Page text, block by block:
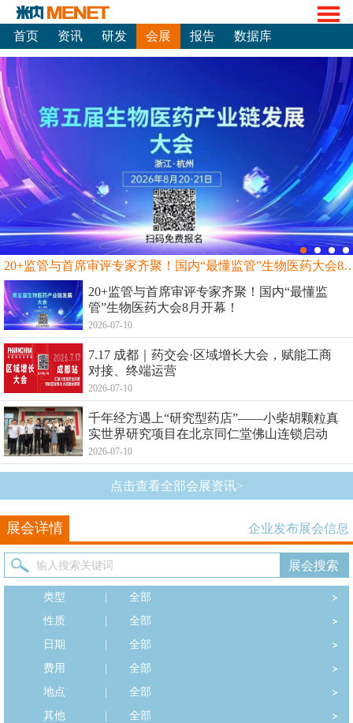
首页 资讯 研发 会展 报告 数据库
20+监管与首席审评专家齐聚！国内“最
20+监管与首席审评专家齐聚！国内“最懂监
管”生物医药大会8月开幕！
2026-07-10
7.17 成都｜药交会·区域增长大会，赋能工商
对接、终端运营
2026-07-10
千年经方遇上“研究型药店”——小柴胡颗粒真
实世界研究项目在北京同仁堂佛山连锁启动
2026-07-10
点击查看全部会展资讯>
展会详情 企业发布展会信息
类型
全部
性质
全部
日期
全部
费用
全部
地点
全部
其他
全部